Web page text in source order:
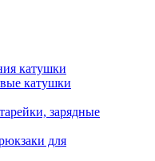
катушки
катушки
зарядные
для